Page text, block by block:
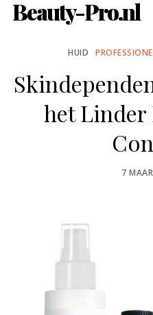
Beauty-Pro.nl
HUID
het Linder
7